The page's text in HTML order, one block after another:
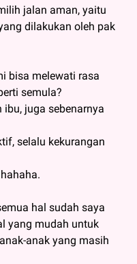
jalan aman, yaitu
dilakukan oleh pak
bisa melewati rasa
semula?
juga sebenarnya
selalu kekurangan
hal sudah saya
yang mudah untuk
anak yang masih